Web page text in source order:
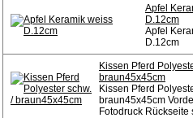
Apfel
D.12cm
Apfel
D.12cm
Kissen Pferd
braun45x45cm
Kissen Pferd
braun45x45cm
Fotodruck Rückseite